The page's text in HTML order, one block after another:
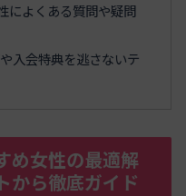
によくある質問や疑問
入会特典を逃さないテ
め女性の最適解
から徹底ガイド